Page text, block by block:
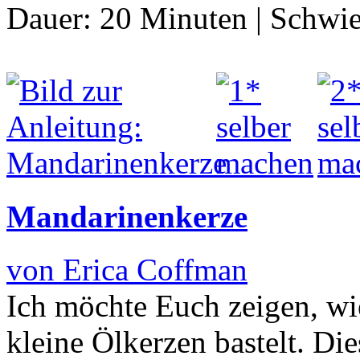
Dauer: 20 Minuten |
Mandarinenkerze
von Erica Coffman
Ich möchte Euch zeigen,
kleine Ölkerzen bastelt.